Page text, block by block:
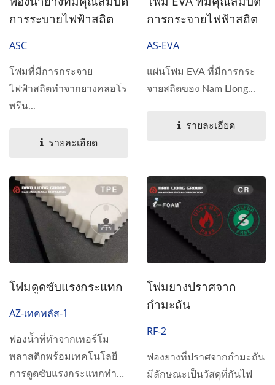
การระบายไฟฟ้าสถิต
ASC
โฟมที่มีการกระจาย
ไฟฟ้าสถิตทำจากยางคลอโร
พรีน...
รายละเอียด
การกระจายไฟฟ้าสถิต
AS-EVA
แผ่นโฟม EVA ที่มีการกระ
จายสถิตของ Nam Liong...
รายละเอียด
โฟมดูดซับแรงกระแทก
AZ-เทคพลัส-1
ฟองน้ำที่ทำจากเทอร์โม
พลาสติกพร้อมเทคโนโลยี
การดูดซับแรงกระแทกทำให้
โฟมยางปราศจาก
กำมะถัน
RF-2
ฟองยางที่ปราศจากกำมะถัน
มีลักษณะเป็นวัสดุที่กันไฟ